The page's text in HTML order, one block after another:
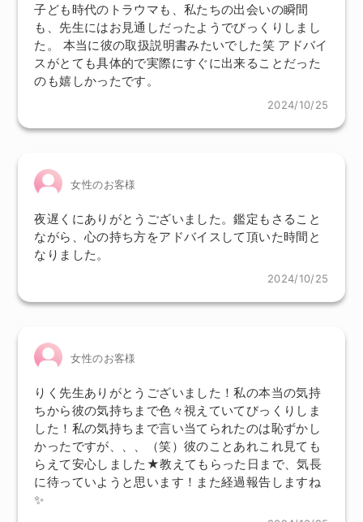
子ども時代のトラウマも、私たちの出会いの瞬間
も、先生にはお見通しだったようでびっくりしまし
た。 本当に彼の取扱説明書みたいでした笑 アドバイ
スがとても具体的で実際にすぐに出来ることだった
のも嬉しかったです。
2024/10/25
女性のお客様
夜遅くにありがとうございました。鑑定もさること
ながら、心の持ち方をアドバイスして頂いた時間と
なりました。
2024/10/25
女性のお客様
りく先生ありがとうございました！私の本当の気持
ちから彼の気持ちまで色々視えていてびっくりしま
した！私の気持ちまで言い当てられたのは恥ずかし
かったですが、、、（笑）彼のことあれこれ見ても
らえて安心しました★教えてもらった日まで、気長
に待っていようと思います！また経過報告しますね
✨️